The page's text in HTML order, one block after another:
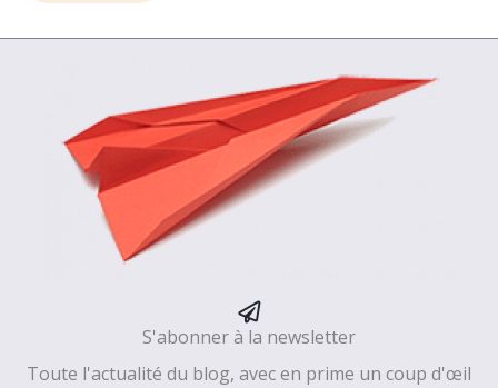
S'abonner à la newsletter
Toute l'actualité du blog, avec en prime un coup d'œil